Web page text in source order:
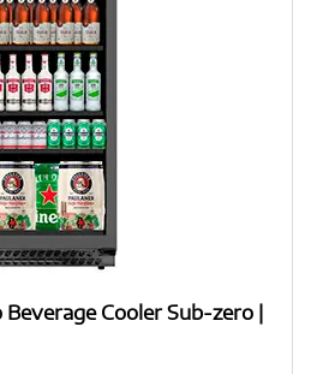
Cooler Sub-zero |